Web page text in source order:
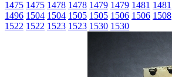
1475 1475 1478 1478 1479 1479 1481 1481
1496 1504 1504 1505 1505 1506 1506 1508
1522 1522 1523 1523 1530 1530